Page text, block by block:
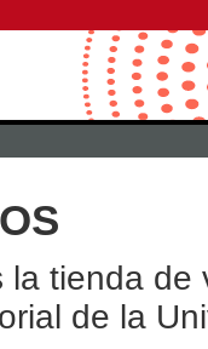
la tienda
de la